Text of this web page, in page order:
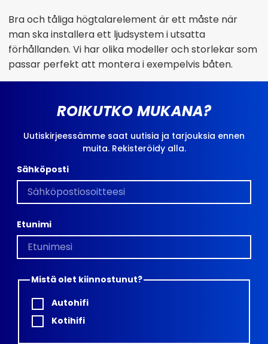
Bra och tåliga högtalarelement är ett måste när
man ska installera ett ljudsystem i utsatta
förhållanden. Vi har olika modeller och storlekar som
passar perfekt att montera i exempelvis båten.
ROIKUTKO MUKANA?
Uutiskirjeessämme saat uutisia ja tarjouksia ennen
muita. Rekisteröidy alla.
Sähköposti
Etunimi
Mistä olet kiinnostunut?
Autohifi
Kotihifi